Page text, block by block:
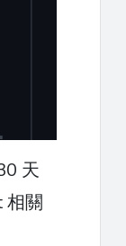
天
相關